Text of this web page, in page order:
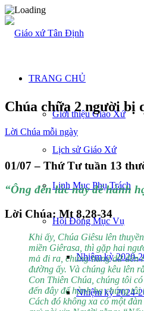
TRANG CHỦ
Giới thiệu Giáo Xứ
Lịch sử Giáo Xứ
Linh Mục Phụ Trách
Hội Đồng Mục Vụ
Nhiệm kỳ 2020-
Nhiệm kỳ 2024-
Chúa chữa 2 người bị
Lời Chúa mỗi ngày
01/07 – Thứ Tư tuần 13
“Ông đến lúc này để hành
Lời Chúa: Mt 8,28-34
Khi ấy, Chúa Giêsu lên
miền Giêrasa, thì gặp hai
mả đi ra, chúng hung dữ đến
đường ấy. Và chúng kêu lên
Con Thiên Chúa, chúng tôi
đến đây để hành hạ chúng
Cách đó không xa có một